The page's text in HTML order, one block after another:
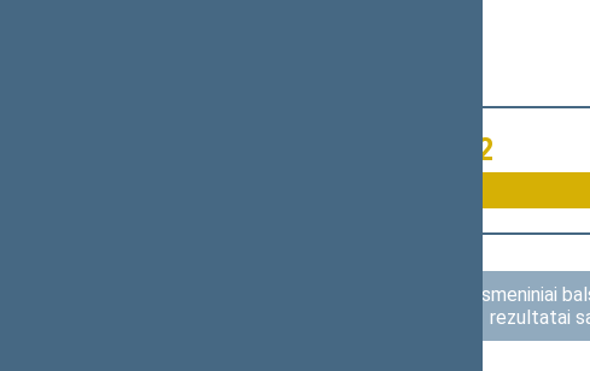
Susilaikė 32
Asmeniniai
rezultatai